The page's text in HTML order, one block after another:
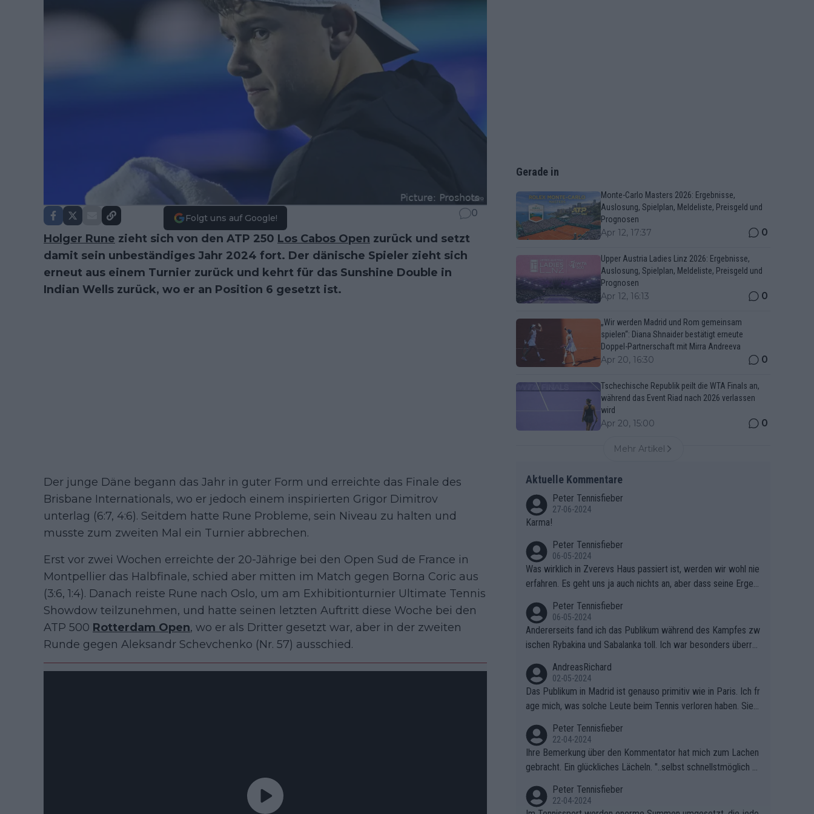
Folgt uns auf Google! 0
Holger Rune zieht sich von den ATP 250 Los Cabos Open zurück und setzt
damit sein unbeständiges Jahr 2024 fort. Der dänische Spieler zieht sich
erneut aus einem Turnier zurück und kehrt für das Sunshine Double in
Indian Wells zurück, wo er an Position 6 gesetzt ist.
Der junge Däne begann das Jahr in guter Form und erreichte das Finale des
Brisbane Internationals, wo er jedoch einem inspirierten Grigor Dimitrov
unterlag (6:7, 4:6). Seitdem hatte Rune Probleme, sein Niveau zu halten und
musste zum zweiten Mal ein Turnier abbrechen.
Erst vor zwei Wochen erreichte der 20-Jährige bei den Open Sud de France in
Montpellier das Halbfinale, schied aber mitten im Match gegen Borna Coric aus
(3:6, 1:4). Danach reiste Rune nach Oslo, um am Exhibitionturnier Ultimate Tennis
Showdow teilzunehmen, und hatte seinen letzten Auftritt diese Woche bei den
ATP 500 Rotterdam Open, wo er als Dritter gesetzt war, aber in der zweiten
Runde gegen Aleksandr Schevchenko (Nr. 57) ausschied.
Gerade in
Monte-Carlo Masters 2026: Ergebnisse,
Auslosung, Spielplan, Meldeliste, Preisgeld und
Prognosen
Apr 12, 17:37 0
Upper Austria Ladies Linz 2026: Ergebnisse,
Auslosung, Spielplan, Meldeliste, Preisgeld und
Prognosen
Apr 12, 16:13 0
„Wir werden Madrid und Rom gemeinsam
spielen“: Diana Shnaider bestätigt erneute
Doppel-Partnerschaft mit Mirra Andreeva
Apr 20, 16:30 0
Tschechische Republik peilt die WTA Finals an,
während das Event Riad nach 2026 verlassen
wird
Apr 20, 15:00 0
Mehr Artikel
Aktuelle Kommentare
Peter Tennisfieber
27-06-2024
Karma!
Peter Tennisfieber
06-05-2024
Was wirklich in Zverevs Haus passiert ist, werden wir wohl nie
erfahren. Es geht uns ja auch nichts an, aber dass seine Ergeb
Peter Tennisfieber
06-05-2024
Andererseits fand ich das Publikum während des Kampfes zw
ischen Rybakina und Sabalanka toll. Ich war besonders überras
AndreasRichard
02-05-2024
Das Publikum in Madrid ist genauso primitiv wie in Paris. Ich fr
age mich, was solche Leute beim Tennis verloren haben. Sie s
ben.
Peter Tennisfieber
22-04-2024
Ihre Bemerkung über den Kommentator hat mich zum Lachen
gebracht. Ein glückliches Lächeln. "..selbst schnellstmöglich na
Peter Tennisfieber
22-04-2024